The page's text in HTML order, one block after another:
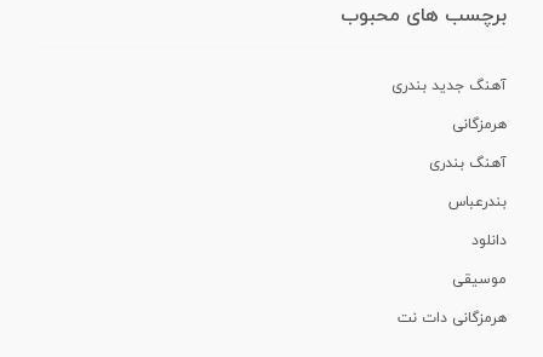
برچسب های محبوب
آهنگ جدید بندری
هرمزگانی
آهنگ بندری
بندرعباس
دانلود
موسیقی
هرمزگانی دات نت